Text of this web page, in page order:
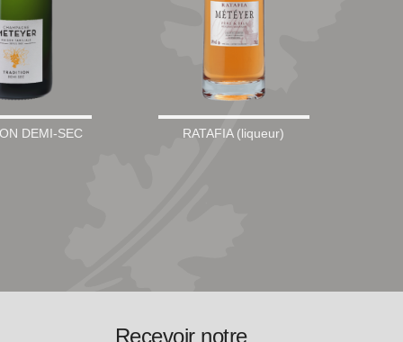
DEMI-SEC RATAFIA (liqueur)
Recevoir notre